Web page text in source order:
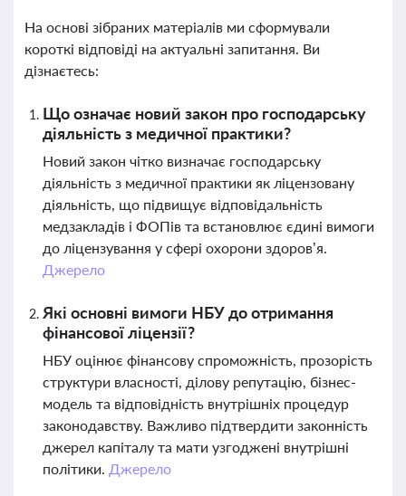
На основі зібраних матеріалів ми сформували
короткі відповіді на актуальні запитання. Ви
дізнаєтесь:
Що означає новий закон про господарську
діяльність з медичної практики?
Новий закон чітко визначає господарську
діяльність з медичної практики як ліцензовану
діяльність, що підвищує відповідальність
медзакладів і ФОПів та встановлює єдині вимоги
до ліцензування у сфері охорони здоров’я.
Джерело
Які основні вимоги НБУ до отримання
фінансової ліцензії?
НБУ оцінює фінансову спроможність, прозорість
структури власності, ділову репутацію, бізнес-
модель та відповідність внутрішніх процедур
законодавству. Важливо підтвердити законність
джерел капіталу та мати узгоджені внутрішні
політики. Джерело